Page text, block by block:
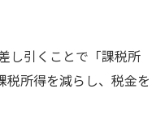
し引くことで「課税所
税所得を減らし、税金を